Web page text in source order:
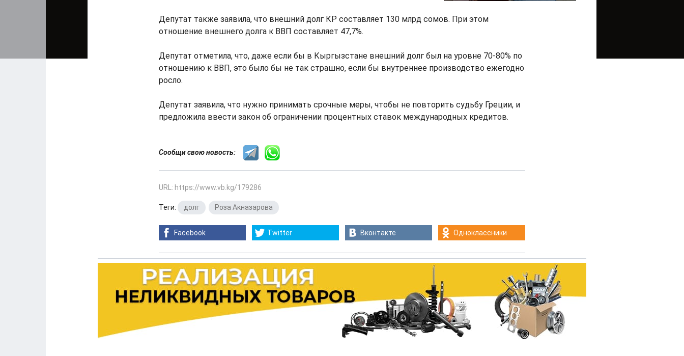
Депутат также заявила, что внешний долг КР составляет 130 млрд сомов. При этом
отношение внешнего долга к ВВП составляет 47,7%.
Депутат отметила, что, даже если бы в Кыргызстане внешний долг был на уровне 70-80% по
отношению к ВВП, это было бы не так страшно, если бы внутреннее производство ежегодно
росло.
Депутат заявила, что нужно принимать срочные меры, чтобы не повторить судьбу Греции, и
предложила ввести закон об ограничении процентных ставок международных кредитов.
Сообщи свою новость:
URL: https://www.vb.kg/179286
Теги: долг Роза Акназарова
Facebook Twitter Вконтакте Одноклассники